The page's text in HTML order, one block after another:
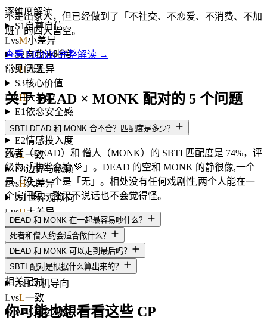
逐维度解读
S1自尊自信
LvsM小差异
S2自我清晰度
LvsH大差异
S3核心价值
LvsH大差异
E1依恋安全感
LvsL一致
E2情感投入度
LvsL一致
E3边界与依赖
LvsH大差异
A1世界观倾向
LvsH大差异
A2规则与灵活度
HvsL大差异
A3人生意义感
LvsH大差异
Ac1动机导向
LvsL一致
Ac2决策风格
不是出家人，但已经做到了「不社交、不恋爱、不消费、不加
班」的四大皆空。
查看 MONK 完整解读 →
常见问题
关于 DEAD × MONK 配对的 5 个问题
SBTI DEAD 和 MONK 合不合？匹配度是多少？
死者（DEAD）和 僧人（MONK）的 SBTI 匹配度是 74%，评
级为「非常合拍 💚」。DEAD 的空和 MONK 的静很像,一个
是「没」一个是「无」。相处没有任何戏剧性,两个人能在一
个房间呆一整天不说话也不会觉得怪。
DEAD 和 MONK 在一起最容易吵什么？
死者和僧人约会适合做什么？
DEAD 和 MONK 可以走到最后吗？
SBTI 配对是根据什么算出来的？
相关配对
你可能也想看看这些 CP